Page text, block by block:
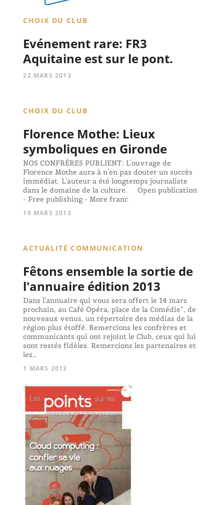
CHOIX DU CLUB
Evénement rare: FR3
Aquitaine est sur le pont.
22 MARS 2013
CHOIX DU CLUB
Florence Mothe: Lieux
symboliques en Gironde
NOS CONFRÈRES PUBLIENT: L'ouvrage de
Florence Mothe aura à n'en pas douter un succès
immédiat. L'auteur a été longtemps journaliste
dans le domaine de la culture. Open publication
- Free publishing - More franc
19 MARS 2013
ACTUALITÉ COMMUNICATION
Fêtons ensemble la sortie de
l'annuaire édition 2013
Dans l'annuaire qui vous sera offert le 14 mars
prochain, au Café Opéra, place de la Comédie*, de
nouveaux venus, un répertoire des médias de la
région plus étoffé. Remercions les confrères et
communicants qui ont rejoint le Club, ceux qui lui
sont restés fidèles. Remercions les partenaires et
les…
1 MARS 2013